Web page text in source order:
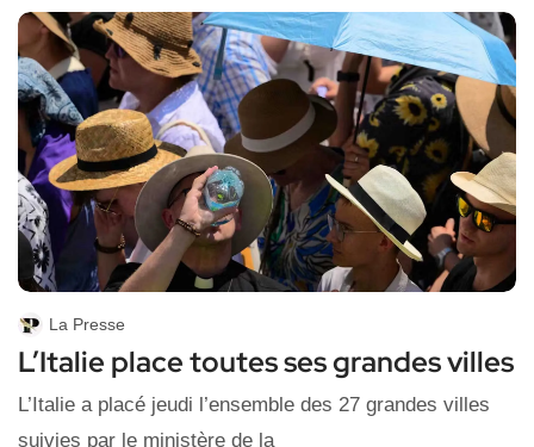
La Presse
L’Italie place toutes ses grandes villes
L’Italie a placé jeudi l’ensemble des 27 grandes villes
suivies par le ministère de la